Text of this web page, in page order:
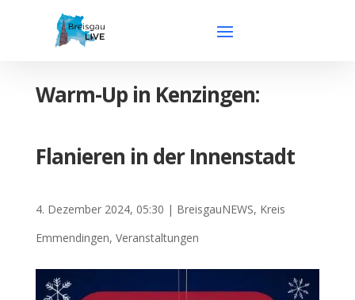
Warm-Up in Kenzingen:
Flanieren in der Innenstadt
4. Dezember 2024, 05:30 | BreisgauNEWS, Kreis
Emmendingen, Veranstaltungen